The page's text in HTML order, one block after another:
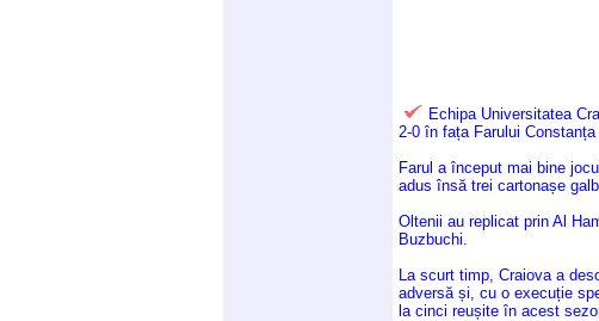
Echipa Universitatea
2-0 în fața Farului
Farul a început mai bine
adus însă trei cartonașe
Oltenii au replicat prin Al
Buzbuchi.
La scurt timp, Craiova a
adversă și, cu o execuție
la cinci reușite în acest